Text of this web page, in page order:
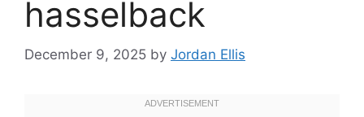
hasselback
December 9, 2025 by Jordan Ellis